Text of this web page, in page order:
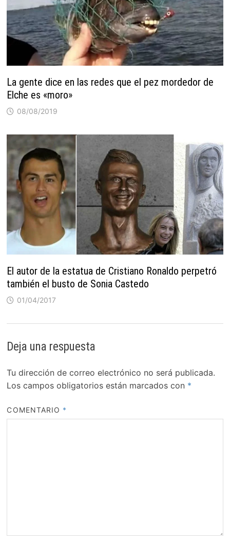
La gente dice en las redes que el pez mordedor de
Elche es «moro»
08/08/2019
El autor de la estatua de Cristiano Ronaldo perpetró
también el busto de Sonia Castedo
01/04/2017
Deja una respuesta
Tu dirección de correo electrónico no será publicada.
Los campos obligatorios están marcados con *
COMENTARIO *